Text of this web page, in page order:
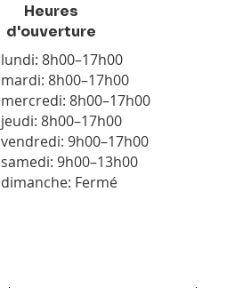
Heures
d'ouverture
lundi: 8h00–17h00
mardi: 8h00–17h00
mercredi: 8h00–17h00
jeudi: 8h00–17h00
vendredi: 9h00–17h00
samedi: 9h00–13h00
dimanche: Fermé